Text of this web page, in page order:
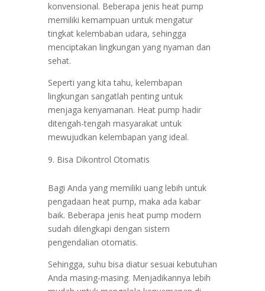
konvensional. Beberapa jenis heat pump
memiliki kemampuan untuk mengatur
tingkat kelembaban udara, sehingga
menciptakan lingkungan yang nyaman dan
sehat.
Seperti yang kita tahu, kelembapan
lingkungan sangatlah penting untuk
menjaga kenyamanan. Heat pump hadir
ditengah-tengah masyarakat untuk
mewujudkan kelembapan yang ideal.
Bisa Dikontrol Otomatis
Bagi Anda yang memiliki uang lebih untuk
pengadaan heat pump, maka ada kabar
baik. Beberapa jenis heat pump modern
sudah dilengkapi dengan sistem
pengendalian otomatis.
Sehingga, suhu bisa diatur sesuai kebutuhan
Anda masing-masing. Menjadikannya lebih